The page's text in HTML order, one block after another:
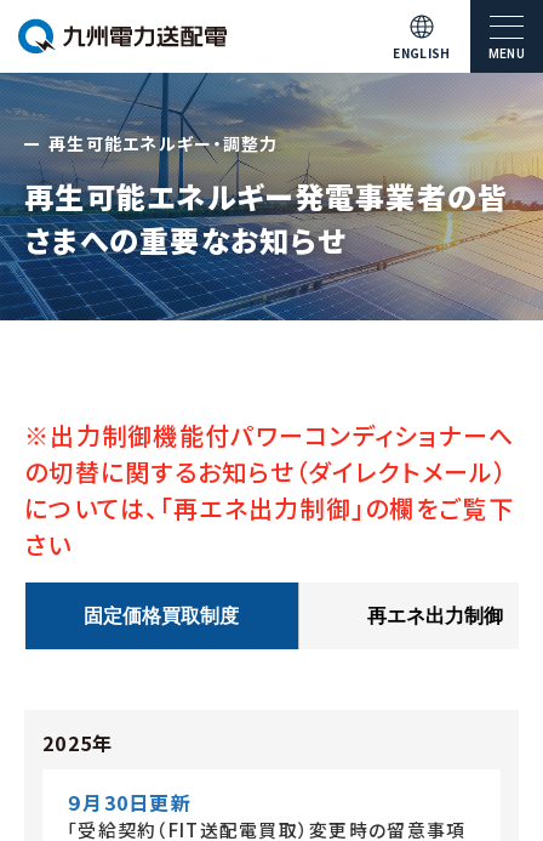
ENGLISH MENU
再生可能エネルギー・調整力
再生可能エネルギー発電事業者の皆
さまへの重要なお知らせ
※出力制御機能付パワーコンディショナーへ
の切替に関するお知らせ（ダイレクトメール）
については、「再エネ出力制御」の欄をご覧下
さい
固定価格買取制度 再エネ出力制御
2025年
９月30日更新
「受給契約（FIT送配電買取）変更時の留意事項